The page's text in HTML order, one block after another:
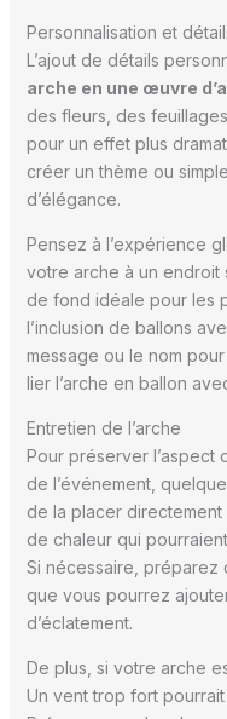
Personnalisation et
L’ajout de détails
arche en une œuvre
des fleurs, des
pour un effet plus
créer un thème ou
d’élégance.
Pensez à l’expérience
votre arche à un
de fond idéale pour les
l’inclusion de ballons
message ou le nom
lier l’arche en ballon
Entretien de l’arche
Pour préserver l’aspect
de l’événement,
de la placer
de chaleur qui
Si nécessaire, préparez
que vous pourrez
d’éclatement.
De plus, si votre arche
Un vent trop fort